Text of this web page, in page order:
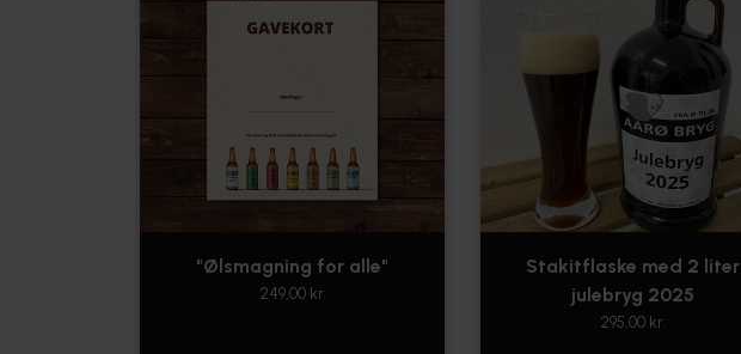
"Ølsmagning for alle"
249,00 kr.
Stakitflaske med 2 liter
julebryg 2025
295,00 kr.